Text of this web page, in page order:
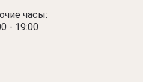
часы:
- 19:00